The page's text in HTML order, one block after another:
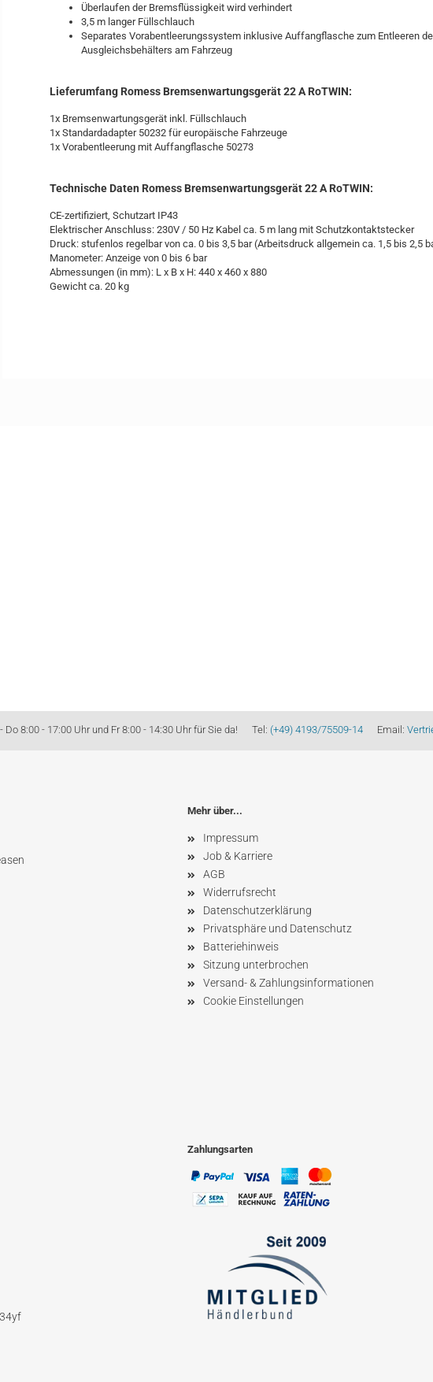
Überlaufen der Bremsflüssigkeit wird verhindert
3,5 m langer Füllschlauch
Separates Vorabentleerungssystem inklusive Auffangflasche zum Entleeren
Ausgleichsbehälters am Fahrzeug
Lieferumfang Romess Bremsenwartungsgerät 22 A RoTWIN:
1x Bremsenwartungsgerät inkl. Füllschlauch
1x Standardadapter 50232 für europäische Fahrzeuge
1x Vorabentleerung mit Auffangflasche 50273
Technische Daten Romess Bremsenwartungsgerät 22 A RoTWIN:
CE-zertifiziert, Schutzart IP43
Elektrischer Anschluss: 230V / 50 Hz Kabel ca. 5 m lang mit Schutzkontaktstecker
Druck: stufenlos regelbar von ca. 0 bis 3,5 bar (Arbeitsdruck allgemein ca. 1,5 bis 2,5
Manometer: Anzeige von 0 bis 6 bar
Abmessungen (in mm): L x B x H: 440 x 460 x 880
Gewicht ca. 20 kg
8:00 - 17:00 Uhr und Fr 8:00 - 14:30 Uhr für Sie da! Tel: (+49) 4193/75509-14 Email:
Mehr über...
Impressum
Job & Karriere
AGB
Widerrufsrecht
Datenschutzerklärung
Privatsphäre und Datenschutz
Batteriehinweis
Sitzung unterbrochen
Versand- & Zahlungsinformationen
Cookie Einstellungen
Zahlungsarten